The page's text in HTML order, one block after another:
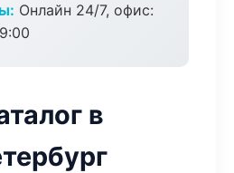
Онлайн 24/7, офис:
в